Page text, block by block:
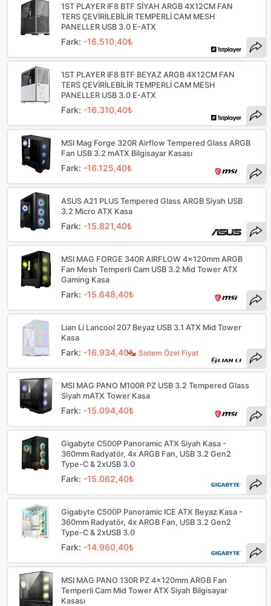
1ST PLAYER IF8 BTF SİYAH ARGB 4X12CM FAN
TERS ÇEVİRİLEBİLİR TEMPERLİ CAM MESH
PANELLER USB 3.0 E-ATX
Fark: -16.510,40₺
1ST PLAYER IF8 BTF BEYAZ ARGB 4X12CM FAN
TERS ÇEVİRİLEBİLİR TEMPERLİ CAM MESH
PANELLER USB 3.0 E-ATX
Fark: -16.310,40₺
MSI Mag Forge 320R Airflow Tempered Glass ARGB
Fan USB 3.2 mATX Bilgisayar Kasası
Fark: -16.125,40₺
ASUS A21 PLUS Tempered Glass ARGB Siyah USB
3.2 Micro ATX Kasa
Fark: -15.821,40₺
MSI MAG FORGE 340R AIRFLOW 4x120mm ARGB
Fan Mesh Temperli Cam USB 3.2 Mid Tower ATX
Gaming Kasa
Fark: -15.648,40₺
Sistem Özel Fiyat
Lian Li Lancool 207 Beyaz USB 3.1 ATX Mid Tower
Kasa
Fark: -16.934,40₺
MSI MAG PANO M100R PZ USB 3.2 Tempered Glass
Siyah mATX Tower Kasa
Fark: -15.094,40₺
Gigabyte C500P Panoramic ATX Siyah Kasa -
360mm Radyatör, 4x ARGB Fan, USB 3.2 Gen2
Type-C & 2xUSB 3.0
Fark: -15.062,40₺
Gigabyte C500P Panoramic ICE ATX Beyaz Kasa -
360mm Radyatör, 4x ARGB Fan, USB 3.2 Gen2
Type-C & 2xUSB 3.0
Fark: -14.960,40₺
MSI MAG PANO 130R PZ 4x120mm ARGB Fan
Temperli Cam Mid Tower ATX Siyah Bilgisayar
Kasası